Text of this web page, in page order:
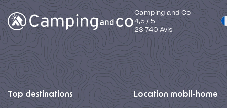
Camping and Co
4,5 / 5
23 740 Avis
Top destinations Location mobil-home